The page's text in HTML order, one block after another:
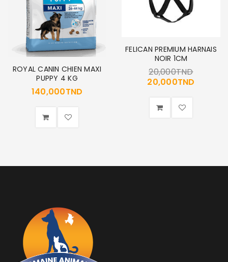
ROYAL CANIN CHIEN MAXI
PUPPY 4 KG
140,000TND
FELICAN PREMIUM HARNAIS
NOIR 1CM
20,000TND
20,000TND